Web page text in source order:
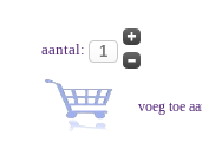
aantal: